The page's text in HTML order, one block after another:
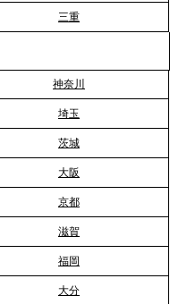
しても注目され
お花見」の法人利
桜が届く福利厚生
スが「１日限定の
格上げする《出張
三重
神奈川
埼玉
茨城
大阪
京都
滋賀
福岡
大分